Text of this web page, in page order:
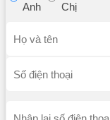
Anh Chị